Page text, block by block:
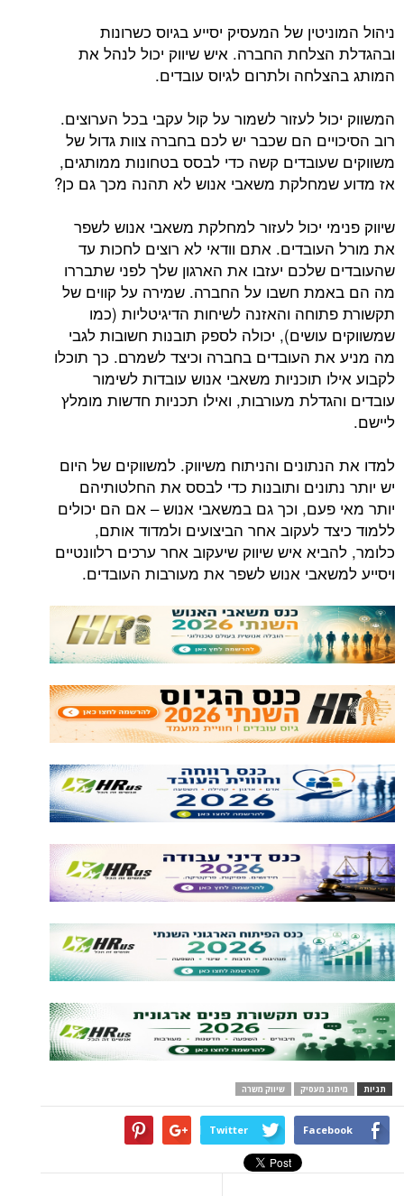
של המעסיק יסייע בגיוס כשרונות
החברה. איש שיווק יכול לנהל את
ולתרום לגיוס עובדים.
לעזור לשמור על קול עקבי בכל הערוצים.
הם שכבר יש לכם בחברה צוות גדול של
קשה כדי לבסס בטחונות ממותגים,
משאבי אנוש לא תהנה מכך גם כן?
יכול לעזור למחלקת משאבי אנוש לשפר
אתם וודאי לא רוצים לחכות עד
יעזבו את הארגון שלך לפני שתבררו
חשבו על החברה. שמירה על קווים של
והאזנה לשיחות הדיגיטליות (כמו
יכולה לספק תובנות חשובות לגבי
העובדים בחברה וכיצד לשמרם. כך תוכלו
תוכניות משאבי אנוש עובדות לשימור
מעורבות, ואילו תכניות חדשות מומלץ
והניתוח משיווק. למשווקים של היום
ותובנות כדי לבסס את החלטותיהם
וכך גם במשאבי אנוש – אם הם יכולים
לעקוב אחר הביצועים ולמדוד אותם,
איש שיווק שיעקוב אחר ערכים רלוונטיים
אנוש לשפר את מעורבות העובדים.
מעסיק שיווק משרה
Twitter